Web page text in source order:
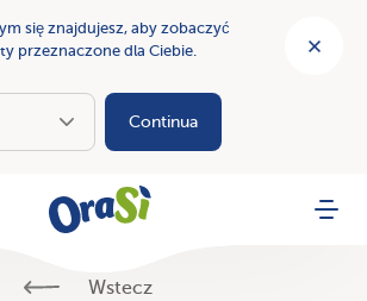
się znajdujesz, aby zobaczyć
przeznaczone dla Ciebie.
Continua
OraSì Menu
Wstecz